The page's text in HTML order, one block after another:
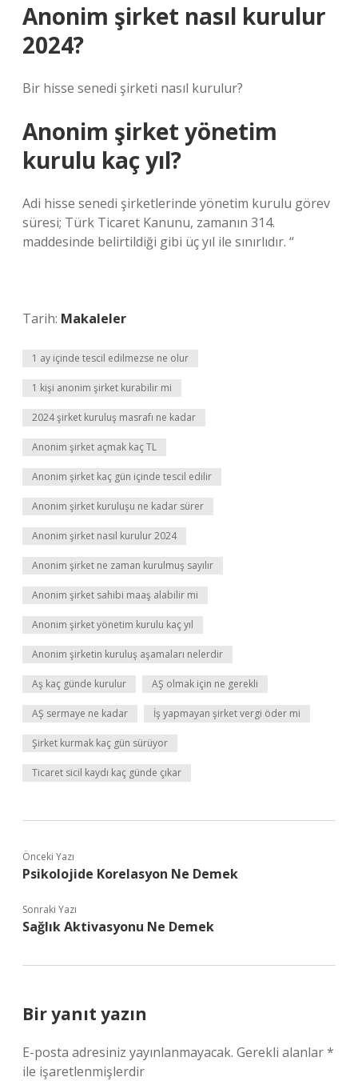
Anonim şirket nasıl kurulur
2024?
Bir hisse senedi şirketi nasıl kurulur?
Anonim şirket yönetim
kurulu kaç yıl?
Adi hisse senedi şirketlerinde yönetim kurulu görev
süresi; Türk Ticaret Kanunu, zamanın 314.
maddesinde belirtildiği gibi üç yıl ile sınırlıdır. “
Tarih: Makaleler
1 ay içinde tescil edilmezse ne olur
1 kişi anonim şirket kurabilir mi
2024 şirket kuruluş masrafı ne kadar
Anonim şirket açmak kaç TL
Anonim şirket kaç gün içinde tescil edilir
Anonim şirket kuruluşu ne kadar sürer
Anonim şirket nasıl kurulur 2024
Anonim şirket ne zaman kurulmuş sayılır
Anonim şirket sahibi maaş alabilir mi
Anonim şirket yönetim kurulu kaç yıl
Anonim şirketin kuruluş aşamaları nelerdir
Aş kaç günde kurulur AŞ olmak için ne gerekli
AŞ sermaye ne kadar İş yapmayan şirket vergi öder mi
Şirket kurmak kaç gün sürüyor
Ticaret sicil kaydı kaç günde çıkar
Önceki Yazı
Psikolojide Korelasyon Ne Demek
Sonraki Yazı
Sağlık Aktivasyonu Ne Demek
Bir yanıt yazın
E-posta adresiniz yayınlanmayacak. Gerekli alanlar*
ile işaretlenmişlerdir